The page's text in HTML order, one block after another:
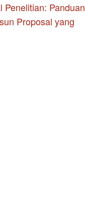
Penelitian: Panduan
Proposal yang